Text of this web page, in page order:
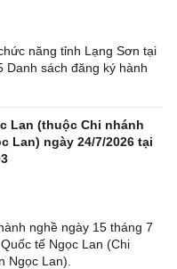
năng tỉnh Lạng Sơn tại
Danh sách đăng ký hành
Lan (thuộc Chi nhánh
Lan) ngày 24/7/2026 tại
nghề ngày 15 tháng 7
tế Ngọc Lan (Chi
Ngọc Lan).